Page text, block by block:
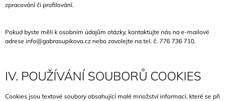
zpracování či profilování.
Pokud byste měli k osobním údajům otázky, kontaktujte nás na e-mailové
adrese info@gabrasupikova.cz nebo zavolejte na tel. č. 776 736 710.
IV. POUŽÍVÁNÍ SOUBORŮ COOKIES
Cookies jsou textové soubory obsahující malé množství informací, které se při